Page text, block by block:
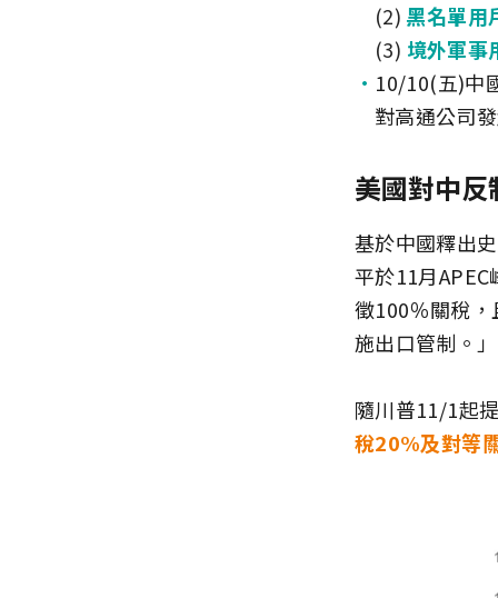
黑名單用
境外軍事
10/10(五)中
對高通公司
美國對中反
基於中國釋出
平於11月
徵100％關稅
施出口管制。」
隨川普11/1起
稅20%及對等